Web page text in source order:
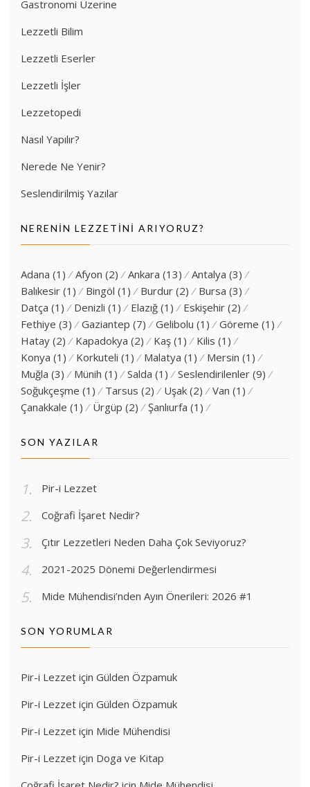
Gastronomi Üzerine
Lezzetli Bilim
Lezzetli Eserler
Lezzetli İşler
Lezzetopedi
Nasıl Yapılır?
Nerede Ne Yenir?
Seslendirilmiş Yazılar
NERENIN LEZZETINI ARIYORUZ?
Adana (1) Afyon (2) Ankara (13) Antalya (3)
Balıkesir (1) Bingöl (1) Burdur (2) Bursa (3)
Datça (1) Denizli (1) Elazığ (1) Eskişehir (2)
Fethiye (3) Gaziantep (7) Gelibolu (1) Göreme (1)
Hatay (2) Kapadokya (2) Kaş (1) Kilis (1)
Konya (1) Korkuteli (1) Malatya (1) Mersin (1)
Muğla (3) Münih (1) Salda (1) Seslendirilenler (9)
Soğukçeşme (1) Tarsus (2) Uşak (2) Van (1)
Çanakkale (1) Ürgüp (2) Şanlıurfa (1)
SON YAZILAR
Pir-i Lezzet
Coğrafi İşaret Nedir?
Çıtır Lezzetleri Neden Daha Çok Seviyoruz?
2021-2025 Dönemi Değerlendirmesi
Mide Mühendisi’nden Ayın Önerileri: 2026 #1
SON YORUMLAR
Pir-i Lezzet için Gülden Özpamuk
Pir-i Lezzet için Gülden Özpamuk
Pir-i Lezzet için Mide Mühendisi
Pir-i Lezzet için Doga ve Kitap